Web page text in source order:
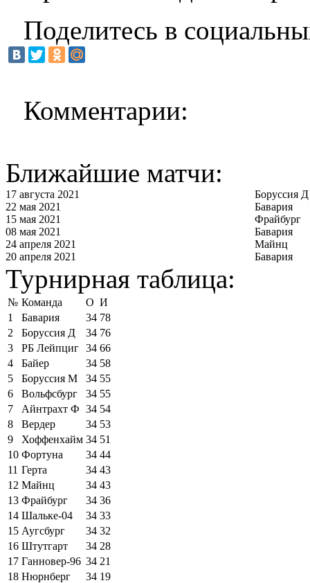
Поделитесь в
Комментарии:
Ближайшие матчи:
17 августа 2021
Боруссия Д
22 мая 2021
Бавария
15 мая 2021
Фрайбург
08 мая 2021
Бавария
24 апреля 2021
Майнц
20 апреля 2021
Бавария
Турнирная таблица:
№ Команда О И
1
Бавария 34 78
2
Боруссия Д 34 76
3
РБ Лейпциг 34 66
4
Байер 34 58
5
Боруссия М 34 55
6
Вольфсбург 34 55
7
Айнтрахт Ф 34 54
8
Вердер 34 53
9
Хоффенхайм 34 51
10 Фортуна 34 44
11 Герта 34 43
12 Майнц 34 43
13 Фрайбург 34 36
14 Шальке-04 34 33
15 Аугсбург 34 32
16 Штутгарт 34 28
17 Ганновер-96 34 21
18 Нюрнберг 34 19